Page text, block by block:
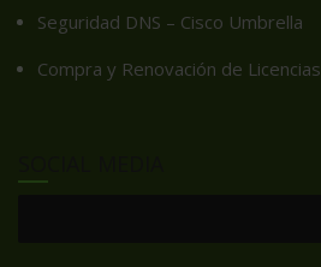
Seguridad DNS – Cisco Umbrella
Compra y Renovación de Licencias